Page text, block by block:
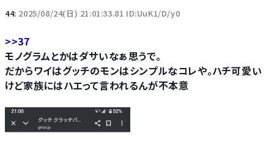
44: 2025/08/24(日) 21:01:33.81 ID:UuK1/D/y0
>>37
モノグラムとかはダサいなぁ思うで。
だからワイはグッチのモンはシンプルなコレや。ハチ可愛い
けど家族にはハエって言われるんが不本意